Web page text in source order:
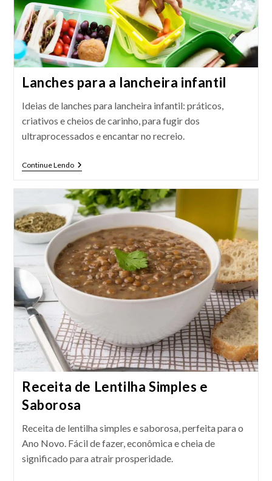
Lanches para a lancheira infantil
Ideias de lanches para lancheira infantil: práticos,
criativos e cheios de carinho, para fugir dos
ultraprocessados e encantar no recreio.
Continue LendoLanches
Para
Lancheira
Infantil
Receita de Lentilha Simples e
Saborosa
Receita de lentilha simples e saborosa, perfeita para o
Ano Novo. Fácil de fazer, econômica e cheia de
significado para atrair prosperidade.